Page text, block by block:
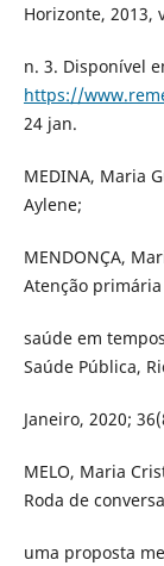
Horizonte, 2013,
n. 3. Disponível
https://
24 jan.
MEDINA, Maria
Aylene;
MENDONÇA,
Atenção primária
saúde em
Saúde Pública,
Janeiro, 2020;
MELO, Maria
Roda de
uma proposta